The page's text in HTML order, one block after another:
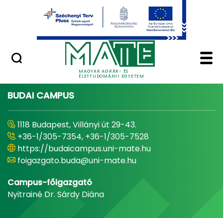
Ugrás a fő tartalomhoz
MAGYAR AGRÁR- ÉS
ÉLETTUDOMÁNYI EGYETEM
Minőségügy
Home - Magyar
BUDAI CAMPUS
1118 Budapest, Villányi út 29-43.
+36-1/305-7354, +36-1/305-7528
https://budaicampus.uni-mate.hu
foigazgato.buda@uni-mate.hu
Campus-főigazgató
Nyitrainé Dr. Sárdy Diána